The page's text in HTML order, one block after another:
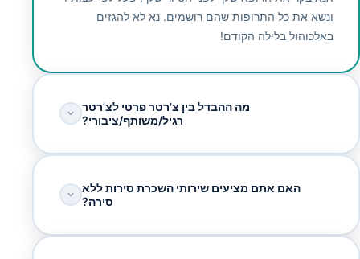
ונשא את כל התרופות שהם רושמים. נא לא להגזים
באלכוהול בלילה הקודם!
מה ההבדל בין צ'רטר פרטי לצ'רטר
רגיל/משותף/ציבורי?
האם אתם מציעים שירותי השכרת סירות ללא
סירה?